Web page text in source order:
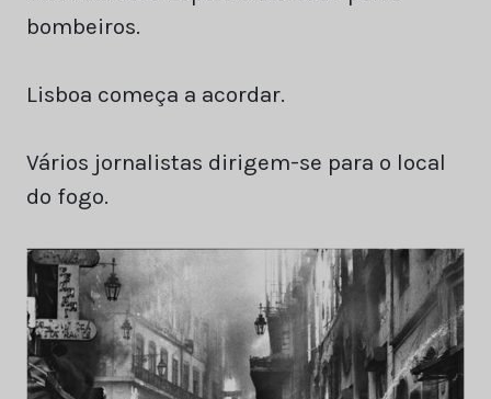
bombeiros.
Lisboa começa a acordar.
Vários jornalistas dirigem-se para o local
do fogo.